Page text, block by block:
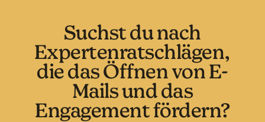
Suchst du nach
Expertenratschlägen,
die das Öffnen von E-
Mails und das
Engagement fördern?